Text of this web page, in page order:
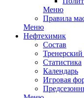
Меню
Правила
Меню
Нефтехимик
Состав
Статистика
Календарь
Игровая